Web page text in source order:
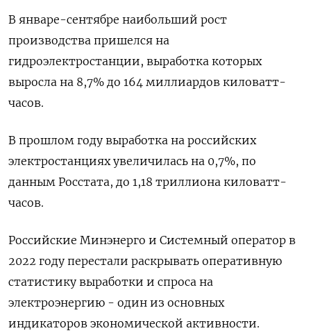
В январе-сентябре наибольший рост
производства пришелся на
гидроэлектростанции, выработка которых
выросла на 8,7% до 164 миллиардов киловатт-
часов.
В прошлом году выработка на российских
электростанциях увеличилась на 0,7%, по
данным Росстата, до 1,18 триллиона киловатт-
часов.
Российские Минэнерго и Системный оператор в
2022 году перестали раскрывать оперативную
статистику выработки и спроса на
электроэнергию - один из основных
индикаторов экономической активности.